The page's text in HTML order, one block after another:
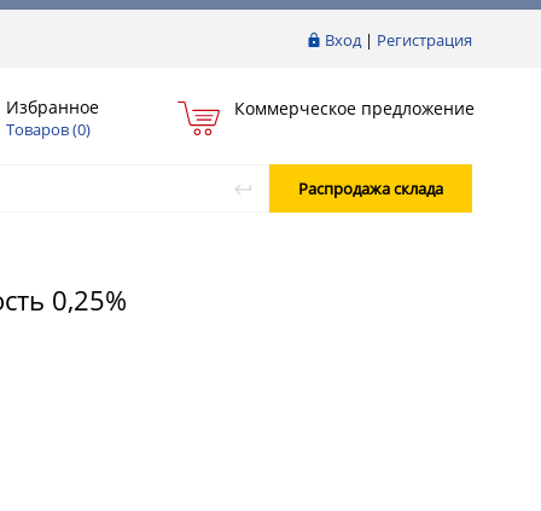
Вход| Регистрация
Избранное
Товаров (0)
Коммерческое предложение
Распродажа склада
0,25%